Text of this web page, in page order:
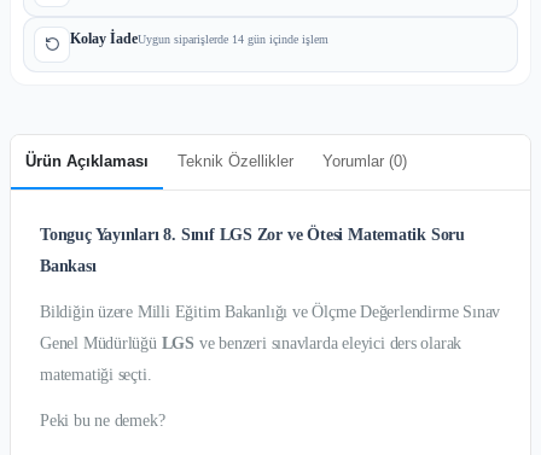
Kolay İadeUygun siparişlerde 14 gün içinde işlem
Ürün Açıklaması Teknik Özellikler Yorumlar (0)
Tonguç Yayınları 8. Sınıf LGS Zor ve Ötesi Matematik Soru
Bankası
Bildiğin üzere Milli Eğitim Bakanlığı ve Ölçme Değerlendirme Sınav
Genel Müdürlüğü LGS ve benzeri sınavlarda eleyici ders olarak
matematiği seçti.
Peki bu ne demek?